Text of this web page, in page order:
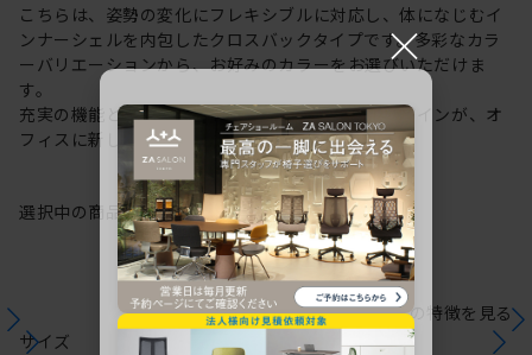
こちらは、姿勢の変化にフレキシブルに対応し、体になじむイ
ンナーシェルを内包したクロスバックタイプです。多彩なカラ
ーバリエーションから、お好みのカラーをお選びいただけま
す。
充実の機能と一体となった透明感のある美しいデザインが、オ
フィスに新しい風を運びます。
選択中の商品情報保証注意事項
サイズ
シリーズの特徴を見る
×